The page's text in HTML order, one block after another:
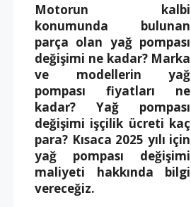
Motorun kalbi
konumunda bulunan
parça olan yağ pompası
değişimi ne kadar? Marka
ve modellerin yağ
pompası fiyatları ne
kadar? Yağ pompası
değişimi işçilik ücreti kaç
para? Kısaca 2025 yılı için
yağ pompası değişimi
maliyeti hakkında bilgi
vereceğiz.